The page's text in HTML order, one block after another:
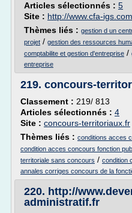
Articles sélectionnés : 5
Site : http://www.cfa-igs.com
Thèmes liés : gestion d un
projet / gestion des ressources
comptabilite et gestion d'entreprise /
entreprise
219. concours-
Classement : 219/ 813
Articles sélectionnés : 4
Site : concours-territoriaux.fr
Thèmes liés : conditions acces
condition acces concours fonction
territoriale sans concours / condition
annales corriges concours de la
220. http://
administratif.fr